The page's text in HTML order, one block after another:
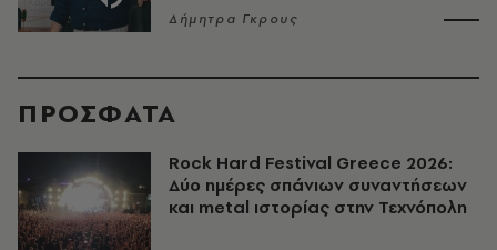
Δήμητρα Γκρους
ΠΡΟΣΦΑΤΑ
Rock Hard Festival Greece 2026:
Δύο ημέρες σπάνιων συναντήσεων
και metal ιστορίας στην Τεχνόπολη